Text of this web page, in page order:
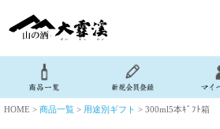
HOME > 商品一覧 > 用途別ギフト > 300ml5本ｷﾞﾌﾄ箱